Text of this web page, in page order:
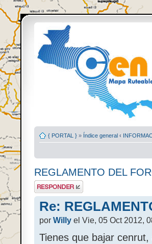
{ PORTAL } » Índice general ‹
REGLAMENTO DEL
Publicar una
respuesta
Re:
por Willy el Vie, 05 Oct 2012,
Tienes que bajar